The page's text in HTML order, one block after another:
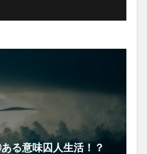
る意味囚人生活！？